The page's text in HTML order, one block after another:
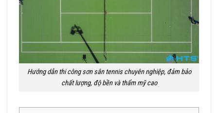
Hướng dẫn thi công sơn sân tennis chuyên nghiệp, đảm bảo
chất lượng, độ bền và thẩm mỹ cao